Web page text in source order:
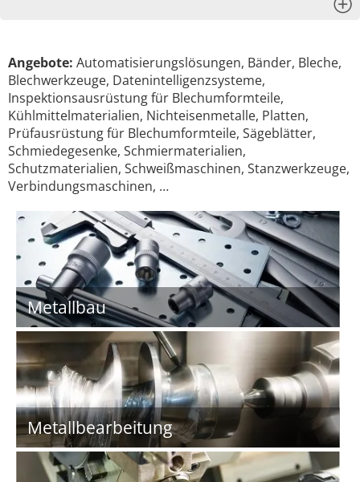
Angebote: Automatisierungslösungen, Bänder, Bleche,
Blechwerkzeuge, Datenintelligenzsysteme,
Inspektionsausrüstung für Blechumformteile,
Kühlmittelmaterialien, Nichteisenmetalle, Platten,
Prüfausrüstung für Blechumformteile, Sägeblätter,
Schmiedegesenke, Schmiermaterialien,
Schutzmaterialien, Schweißmaschinen, Stanzwerkzeuge,
Verbindungsmaschinen, …
Metallbau
Metallbearbeitung